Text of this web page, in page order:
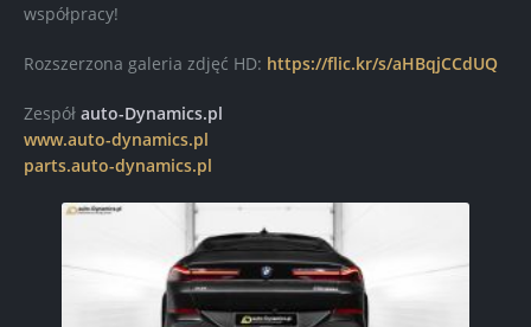
współpracy!
Rozszerzona galeria zdjęć HD: https://flic.kr/s/aHBqjCCdUQ
Zespół auto-Dynamics.pl
www.auto-dynamics.pl
parts.auto-dynamics.pl